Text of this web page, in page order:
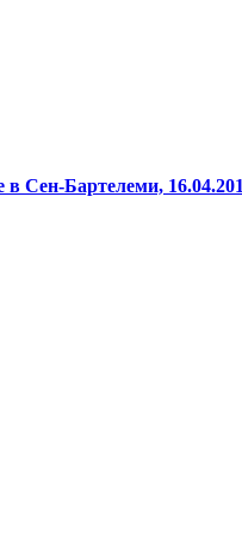
Сен-Бартелеми,